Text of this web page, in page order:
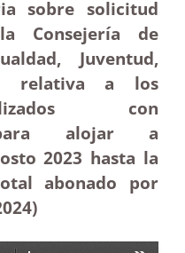
sobre solicitud
Consejería de
Juventud,
relativa a los
con
para alojar a
2023 hasta la
abonado por